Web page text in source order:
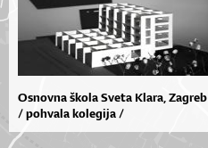
Osnovna škola Sveta Klara, Zagreb
/ pohvala kolegija /